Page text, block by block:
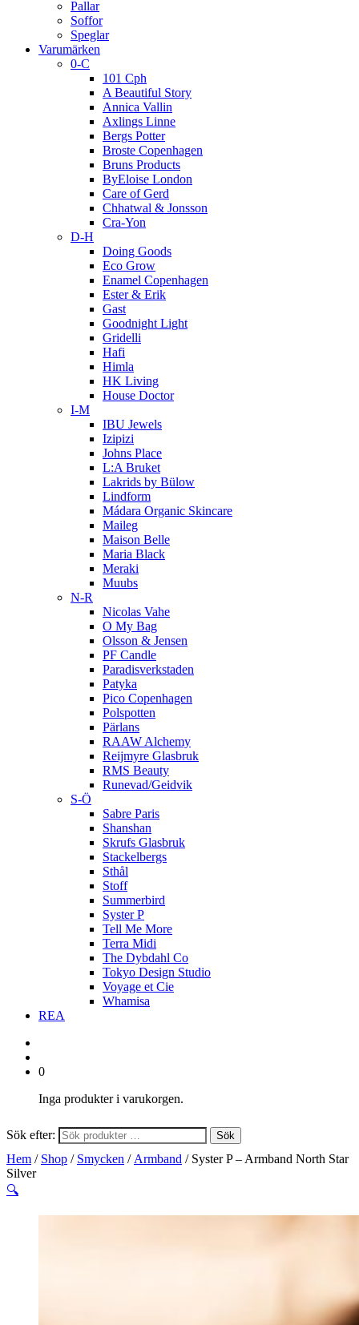
Pallar
Soffor
Speglar
Varumärken
0-C
101 Cph
A Beautiful Story
Annica Vallin
Axlings Linne
Bergs Potter
Broste Copenhagen
Bruns Products
ByEloise London
Care of Gerd
Chhatwal & Jonsson
Cra-Yon
D-H
Doing Goods
Eco Grow
Enamel Copenhagen
Ester & Erik
Gast
Goodnight Light
Gridelli
Hafi
Himla
HK Living
House Doctor
I-M
IBU Jewels
Izipizi
Johns Place
L:A Bruket
Lakrids by Bülow
Lindform
Mádara Organic Skincare
Maileg
Maison Belle
Maria Black
Meraki
Muubs
N-R
Nicolas Vahe
O My Bag
Olsson & Jensen
PF Candle
Paradisverkstaden
Patyka
Pico Copenhagen
Polspotten
Pärlans
RAAW Alchemy
Reijmyre Glasbruk
RMS Beauty
Runevad/Geidvik
S-Ö
Sabre Paris
Shanshan
Skrufs Glasbruk
Stackelbergs
Sthål
Stoff
Summerbird
Syster P
Tell Me More
Terra Midi
The Dybdahl Co
Tokyo Design Studio
Voyage et Cie
Whamisa
REA
0
Inga produkter i varukorgen.
Sök efter: Sök
Hem / Shop / Smycken / Armband / Syster P – Armband North Star
Silver
🔍